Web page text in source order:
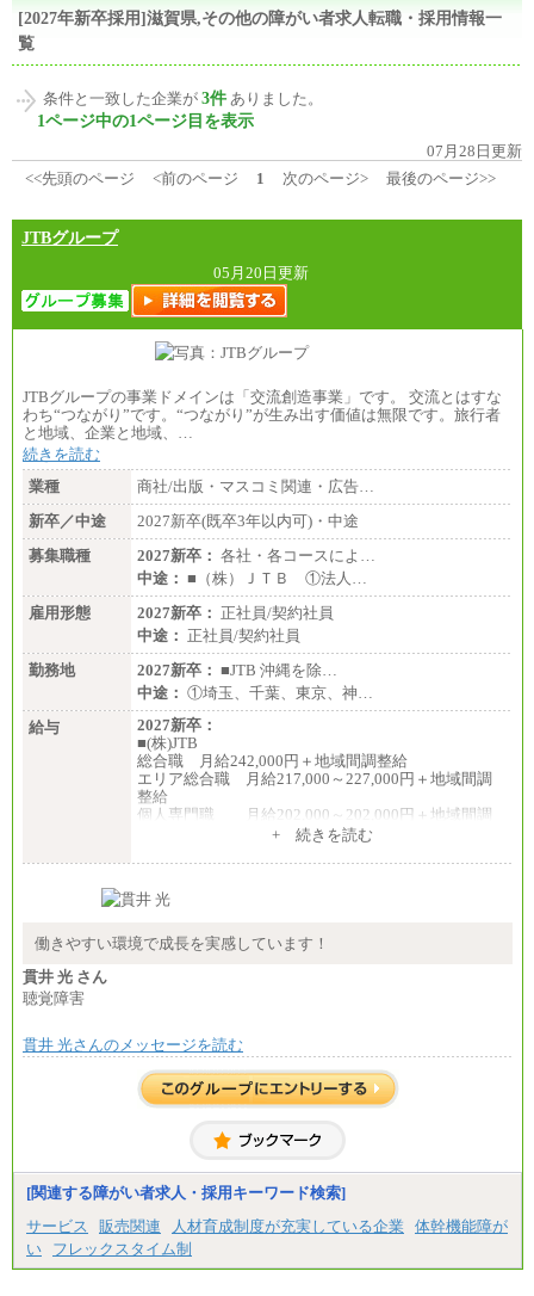
[2027年新卒採用]滋賀県,その他の障がい者求人転職・採用情報一
覧
条件と一致した企業が 3件 ありました。
1ページ中の1ページ目を表示
07月28日更新
<<先頭のページ
<前のページ 1 次のページ> 最後のページ>>
JTBグループ
05月20日更新
JTBグループの事業ドメインは「交流創造事業」です。 交流とはすな
わち“つながり”です。“つながり”が生み出す価値は無限です。旅行者
と地域、企業と地域、…
続きを読む
業種
商社/出版・マスコミ関連・広告…
新卒／中途
2027新卒(既卒3年以内可)・中途
募集職種
2027新卒： 各社・各コースによ…
中途： ■（株）ＪＴＢ ①法人…
雇用形態
2027新卒： 正社員/契約社員
中途： 正社員/契約社員
勤務地
2027新卒： ■JTB 沖縄を除…
中途： ①埼玉、千葉、東京、神…
給与
2027新卒：
■(株)JTB
総合職 月給242,000円＋地域間調整給
エリア総合職 月給217,000～227,000円＋地域間調
整給
個人専門職 月給202,000～202,000円＋地域間調
総合職 月給208,000～235,000円
※詳細はJTBキャリアサイトよりご確認ください。
総合職 月給220,000～230,000円＋地域間調整給
整給
※詳細はJTBキャリアサイトよりご確認ください。
■(株)JTBコミュニケーションデザイン
総合職 月給230,000円
みなし残業手当：20,000円（一律支給）※みなし
残業手当の残業時間は10.43時間。
間に応じて、時間外手当等を支給。
エリアサポート職 月給188,000円
+ 続きを読む
働きやすい環境で成長を実感しています！
貫井 光 さん
聴覚障害
貫井 光さんのメッセージを読む
[関連する障がい者求人・採用キーワード検索]
サービス
販売関連 人材育成制度が充実している企業
体幹機能障が
い
フレックスタイム制